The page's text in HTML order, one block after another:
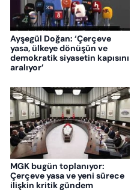
Ayşegül Doğan: ‘Çerçeve
yasa, ülkeye dönüşün ve
demokratik siyasetin kapısını
aralıyor’
MGK bugün toplanıyor:
Çerçeve yasa ve yeni sürece
ilişkin kritik gündem